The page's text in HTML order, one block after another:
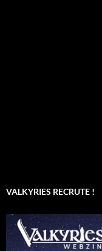
VALKYRIES RECRUTE !